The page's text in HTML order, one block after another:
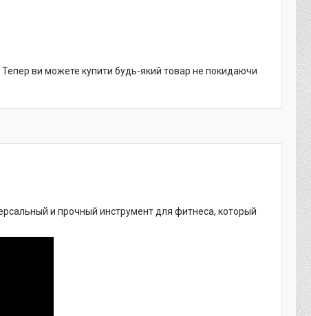
Тепер ви можете купити будь-який товар не покидаючи
и прочный инструмент для фитнеса, который